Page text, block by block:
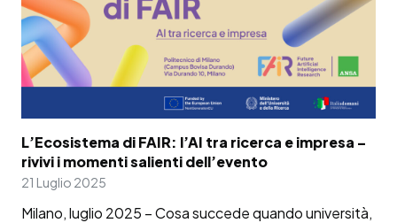
L’Ecosistema di FAIR: l’AI tra ricerca e impresa –
rivivi i momenti salienti dell’evento
21 Luglio 2025
Milano, luglio 2025 – Cosa succede quando università,